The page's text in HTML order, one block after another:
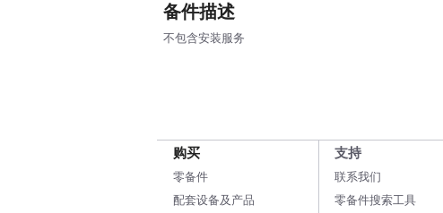
备件描述
不包含安装服务
购买
零备件
配套设备及产品
支持
联系我们
零备件搜索工具